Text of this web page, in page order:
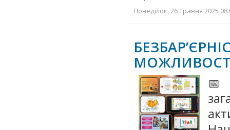
Понеділок, 26 Травня 2025
📅